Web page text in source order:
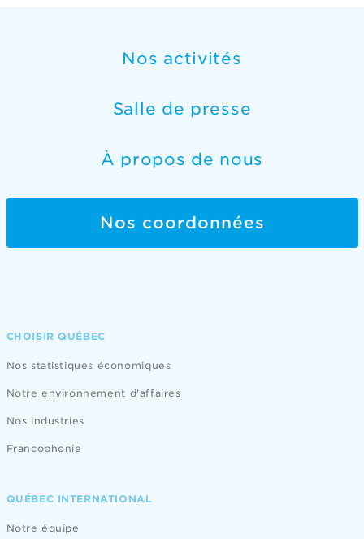
Nos activités
Salle de presse
À propos de nous
Nos coordonnées
CHOISIR QUÉBEC
Nos statistiques économiques
Notre environnement d'affaires
Nos industries
Francophonie
QUÉBEC INTERNATIONAL
Notre équipe